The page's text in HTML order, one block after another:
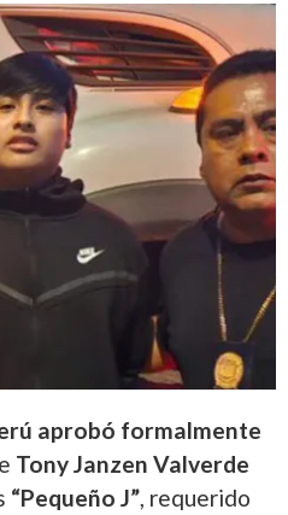
aprobó formalmente
Tony Janzen Valverde
“Pequeño J”, requerido